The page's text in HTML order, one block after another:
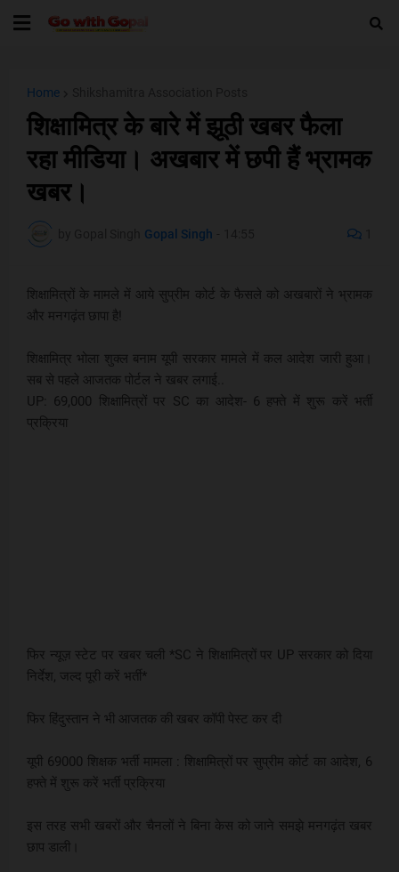
Home
शिक्षामित्र के बारे में झूठी खबर फैला
रहा मीडिया। अखबार में छपी हैं भ्रामक
खबर।
Gopal Singh
शिक्षामित्रों के मामले में आये सुप्रीम कोर्ट के फैसले को अखबारों ने भ्रामक
और मनगढ़ंत छापा है!
शिक्षामित्र भोला शुक्ल बनाम यूपी सरकार मामले में कल आदेश जारी हुआ।
सब से पहले आजतक पोर्टल ने खबर लगाई..
UP: 69,000 शिक्षामित्रों पर SC का आदेश- 6 हफ्ते में शुरू करें भर्ती
प्रक्रिया
फिर न्यूज़ स्टेट पर खबर चली *SC ने शिक्षामित्रों पर UP सरकार को दिया
निर्देश, जल्द पूरी करें भर्ती*
फिर हिंदुस्तान ने भी आजतक की खबर कॉपी पेस्ट कर दी
यूपी 69000 शिक्षक भर्ती मामला : शिक्षामित्रों पर सुप्रीम कोर्ट का आदेश, 6
हफ्ते में शुरू करें भर्ती प्रक्रिया
इस तरह सभी खबरों और चैनलों ने बिना केस को जाने समझे मनगढ़ंत खबर
छाप डाली।